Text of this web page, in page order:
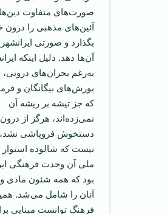
صورت‌های متفاوت
آئین‌های مذهبی را درون
بگذارد و صورتی
آن‌ها دهد. دلیل اینکه
به‌رغم بحران‌های درونی،
یورش‌های بیگانگان و
که جز تیشه بر ریشه آن
نمی‌زده‌اند، هرگز از درون
دستخوش فروپاشی نشد،
نیست که شالوده
ملی آن وحدت فرهنگی
بود که همه شئون مادی
آنان را شامل می‌شد.
فرهنگ توانست مبنایی